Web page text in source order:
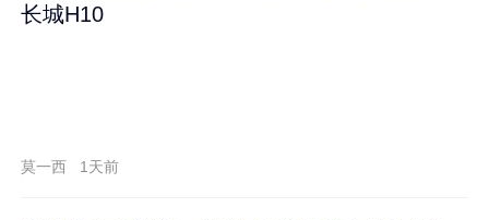
长城H10
莫一西 1天前